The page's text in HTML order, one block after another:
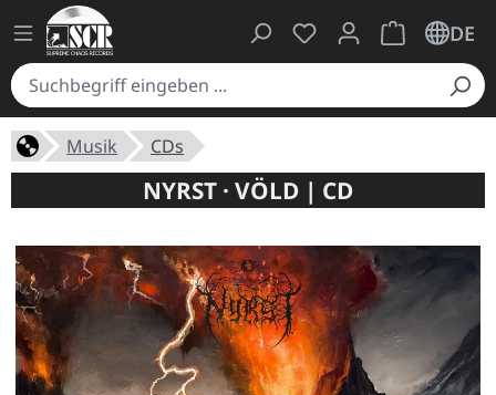
Du hast 0 Produkte
Warenkorb
DE
Musik CDs
NYRST · VÖLD | CD